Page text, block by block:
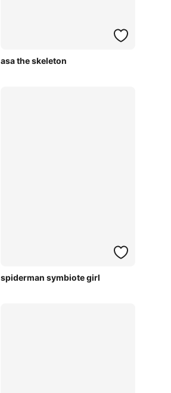
asa the skeleton
spiderman symbiote girl